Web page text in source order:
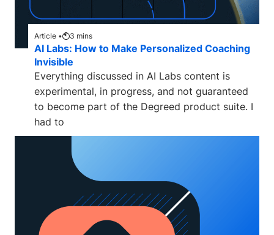
Article • 3 mins
AI Labs: How to Make Personalized Coaching
Invisible
Everything discussed in AI Labs content is
experimental, in progress, and not guaranteed
to become part of the Degreed product suite. I
had to